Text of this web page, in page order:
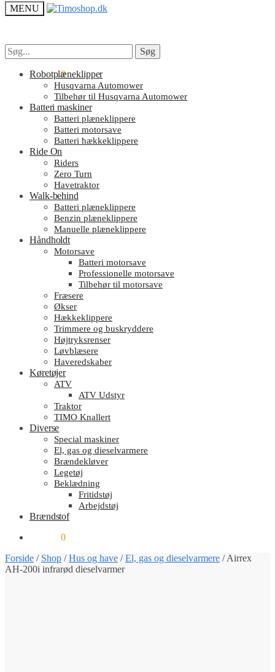
MENU
Søg
efter:
Søg
kr.0.00 0
Søg
efter:
Søg
Robotplæneklipper
Husqvarna Automower
Tilbehør til Husqvarna Automower
Batteri maskiner
Batteri plæneklippere
Batteri motorsave
Batteri hækkeklippere
Ride On
Riders
Zero Turn
Havetraktor
Walk-behind
Batteri plæneklippere
Benzin plæneklippere
Manuelle plæneklippere
Håndholdt
Motorsave
Batteri motorsave
Professionelle motorsave
Tilbehør til motorsave
Fræsere
Økser
Hækkeklippere
Trimmere og buskryddere
Højtryksrenser
Løvblæsere
Haveredskaber
Køretøjer
ATV
ATV Udstyr
Traktor
TIMO Knallert
Diverse
Special maskiner
El, gas og dieselvarmere
Brændekløver
Legetøj
Beklædning
Fritidstøj
Arbejdstøj
Brændstof
0
Forside / Shop /Hus og have /El, gas og dieselvarmere /Airrex
AH-200i infrarød dieselvarmer